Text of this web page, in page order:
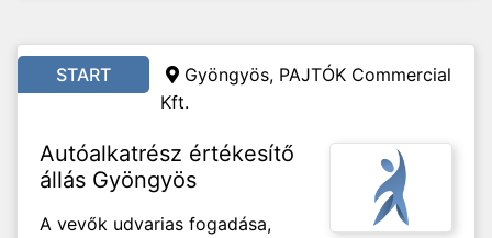
START
Gyöngyös, PAJTÓK Commercial
Kft.
Autóalkatrész értékesítő
állás Gyöngyös
A vevők udvarias fogadása,